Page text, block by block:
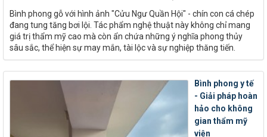
Bình phong gỗ với hình ảnh "Cửu Ngư Quần Hội" - chín con cá chép
đang tung tăng bơi lội. Tác phẩm nghệ thuật này không chỉ mang
giá trị thẩm mỹ cao mà còn ẩn chứa những ý nghĩa phong thủy
sâu sắc, thể hiện sự may mắn, tài lộc và sự nghiệp thăng tiến.
Bình phong y tế
- Giải pháp hoàn
hảo cho không
gian thẩm mỹ
viện